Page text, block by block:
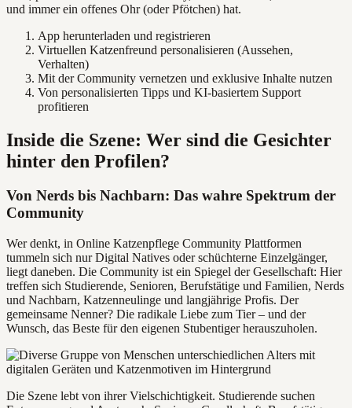
und immer ein offenes Ohr (oder Pfötchen) hat.
App herunterladen und registrieren
Virtuellen Katzenfreund personalisieren (Aussehen,
Verhalten)
Mit der Community vernetzen und exklusive Inhalte nutzen
Von personalisierten Tipps und KI-basiertem Support
profitieren
Inside die Szene: Wer sind die Gesichter
hinter den Profilen?
Von Nerds bis Nachbarn: Das wahre Spektrum der
Community
Wer denkt, in Online Katzenpflege Community Plattformen
tummeln sich nur Digital Natives oder schüchterne Einzelgänger,
liegt daneben. Die Community ist ein Spiegel der Gesellschaft: Hier
treffen sich Studierende, Senioren, Berufstätige und Familien, Nerds
und Nachbarn, Katzenneulinge und langjährige Profis. Der
gemeinsame Nenner? Die radikale Liebe zum Tier – und der
Wunsch, das Beste für den eigenen Stubentiger herauszuholen.
Die Szene lebt von ihrer Vielschichtigkeit. Studierende suchen